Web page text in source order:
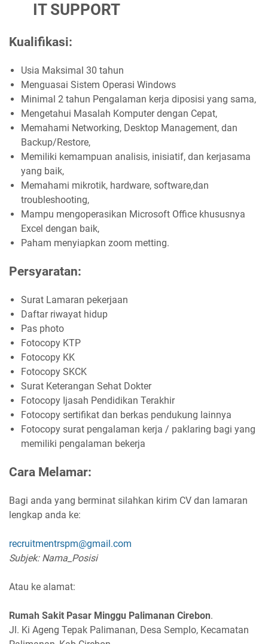
IT SUPPORT
Kualifikasi:
Usia Maksimal 30 tahun
Menguasai Sistem Operasi Windows
Minimal 2 tahun Pengalaman kerja diposisi yang sama,
Mengetahui Masalah Komputer dengan Cepat,
Memahami Networking, Desktop Management, dan
Backup/Restore,
Memiliki kemampuan analisis, inisiatif, dan kerjasama
yang baik,
Memahami mikrotik, hardware, software,dan
troubleshooting,
Mampu mengoperasikan Microsoft Office khususnya
Excel dengan baik,
Paham menyiapkan zoom metting.
Persyaratan:
Surat Lamaran pekerjaan
Daftar riwayat hidup
Pas photo
Fotocopy KTP
Fotocopy KK
Fotocopy SKCK
Surat Keterangan Sehat Dokter
Fotocopy Ijasah Pendidikan Terakhir
Fotocopy sertifikat dan berkas pendukung lainnya
Fotocopy surat pengalaman kerja / paklaring bagi yang
memiliki pengalaman bekerja
Cara Melamar:
Bagi anda yang berminat silahkan kirim CV dan lamaran
lengkap anda ke:
recruitmentrspm@gmail.com
Subjek: Nama_Posisi
Atau ke alamat:
Rumah Sakit Pasar Minggu Palimanan Cirebon.
Jl. Ki Ageng Tepak Palimanan, Desa Semplo, Kecamatan